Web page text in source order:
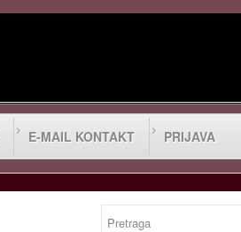
E-MAIL KONTAKT PRIJAVA